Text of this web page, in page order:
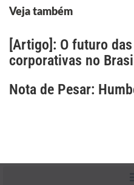
Veja também
[Artigo]: O futuro
corporativas no Brasil
Nota de Pesar: